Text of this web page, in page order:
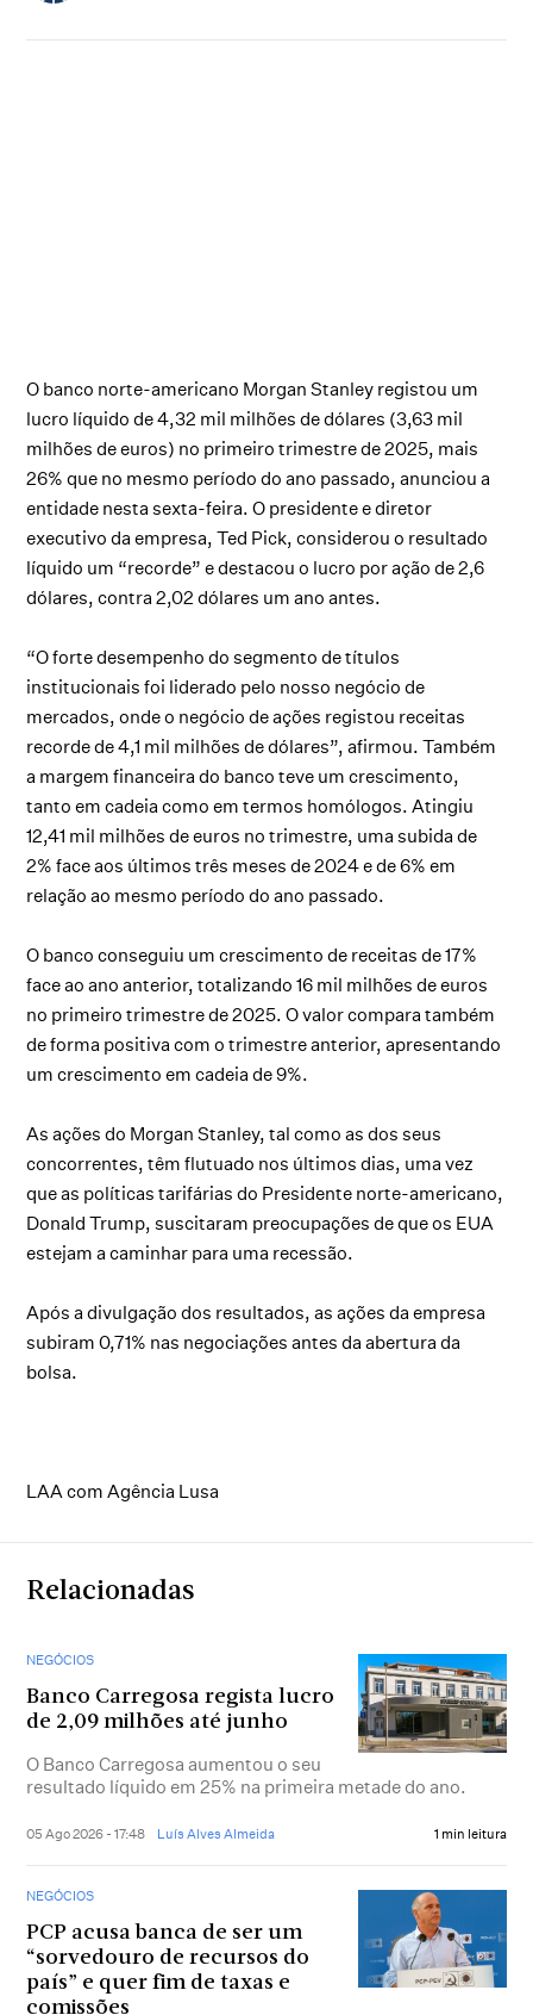
O banco norte-americano Morgan Stanley registou um
lucro líquido de 4,32 mil milhões de dólares (3,63 mil
milhões de euros) no primeiro trimestre de 2025, mais
26% que no mesmo período do ano passado, anunciou a
entidade nesta sexta-feira. O presidente e diretor
executivo da empresa, Ted Pick, considerou o resultado
líquido um “recorde” e destacou o lucro por ação de 2,6
dólares, contra 2,02 dólares um ano antes.
“O forte desempenho do segmento de títulos
institucionais foi liderado pelo nosso negócio de
mercados, onde o negócio de ações registou receitas
recorde de 4,1 mil milhões de dólares”, afirmou. Também
a margem financeira do banco teve um crescimento,
tanto em cadeia como em termos homólogos. Atingiu
12,41 mil milhões de euros no trimestre, uma subida de
2% face aos últimos três meses de 2024 e de 6% em
relação ao mesmo período do ano passado.
O banco conseguiu um crescimento de receitas de 17%
face ao ano anterior, totalizando 16 mil milhões de euros
no primeiro trimestre de 2025. O valor compara também
de forma positiva com o trimestre anterior, apresentando
um crescimento em cadeia de 9%.
As ações do Morgan Stanley, tal como as dos seus
concorrentes, têm flutuado nos últimos dias, uma vez
que as políticas tarifárias do Presidente norte-americano,
Donald Trump, suscitaram preocupações de que os EUA
estejam a caminhar para uma recessão.
Após a divulgação dos resultados, as ações da empresa
subiram 0,71% nas negociações antes da abertura da
bolsa.
LAA com Agência Lusa
Relacionadas
NEGÓCIOS
Banco Carregosa regista lucro
de 2,09 milhões até junho
O Banco Carregosa aumentou o seu
resultado líquido em 25% na primeira metade do ano.
05 Ago 2026 - 17:48 Luís Alves Almeida 1 min leitura
NEGÓCIOS
PCP acusa banca de ser um
“sorvedouro de recursos do
país” e quer fim de taxas e
comissões